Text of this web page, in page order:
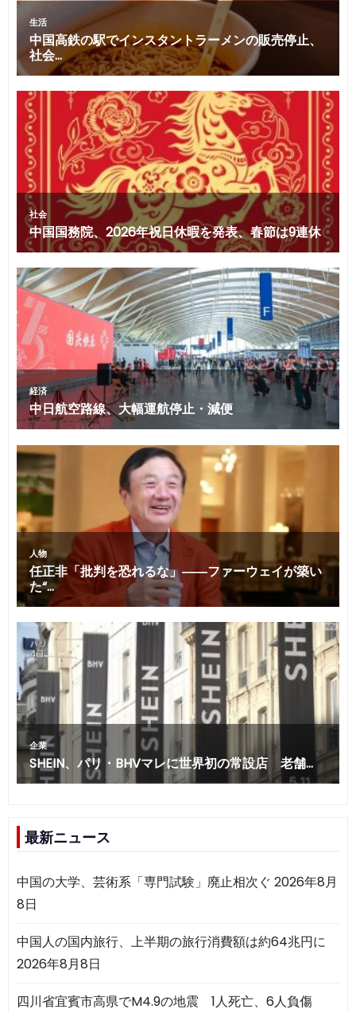
最新ニュース
中国の大学、芸術系「専門試験」廃止相次ぐ 2026年8月
8日
中国人の国内旅行、上半期の旅行消費額は約64兆円に
2026年8月8日
四川省宜賓市高県でM4.9の地震 1人死亡、6人負傷